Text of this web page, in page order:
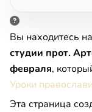
Вы находитесь
студии прот.
февраля,
Уроки
Эта страница